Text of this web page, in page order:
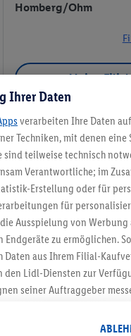
Homberg/Ohm
Meine
Meine Filiale
5.95 €
Jetzt zum
Ihrer Daten
verarbeiten Ihre Daten
Techniken, mit denen
teilweise technisch
Verantwortliche; im
Erstellung oder für
für
Ausspielung von
zu ermöglichen.
aus Ihrem Filial-
Lidl-Diensten zur
seiner Auftraggeber
von Daten